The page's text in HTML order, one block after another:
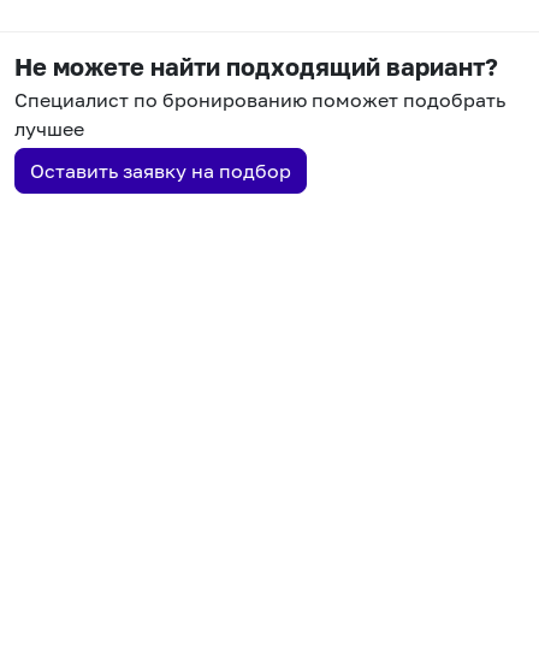
Не можете найти подходящий вариант?
Специалист по бронированию поможет подобрать
лучшее
Оставить заявку на подбор